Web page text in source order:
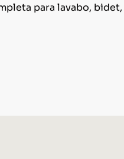
para lavabo, bidet,